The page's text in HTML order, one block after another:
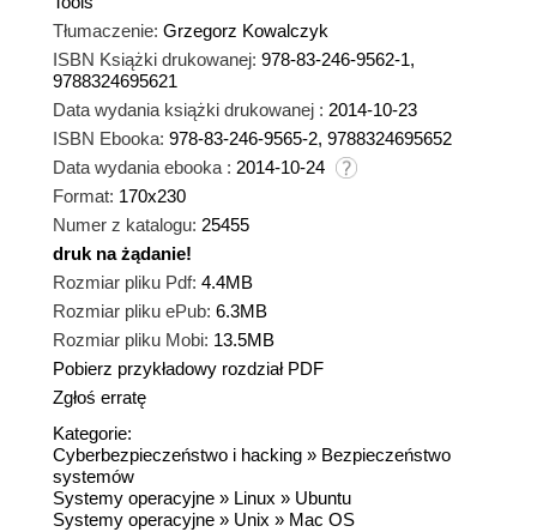
Tłumaczenie: Grzegorz Kowalczyk
ISBN Książki drukowanej: 978-83-246-9562-1,
9788324695621
Data wydania książki drukowanej : 2014-10-23
ISBN Ebooka: 978-83-246-9565-2, 9788324695652
Data wydania ebooka : 2014-10-24
Format: 170x230
Numer z katalogu: 25455
druk na żądanie!
Rozmiar pliku Pdf: 4.4MB
Rozmiar pliku ePub: 6.3MB
Rozmiar pliku Mobi: 13.5MB
Pobierz przykładowy rozdział PDF
Zgłoś erratę
Kategorie:
Cyberbezpieczeństwo i hacking » Bezpieczeństwo
systemów
Systemy operacyjne » Linux » Ubuntu
Systemy operacyjne » Unix » Mac OS